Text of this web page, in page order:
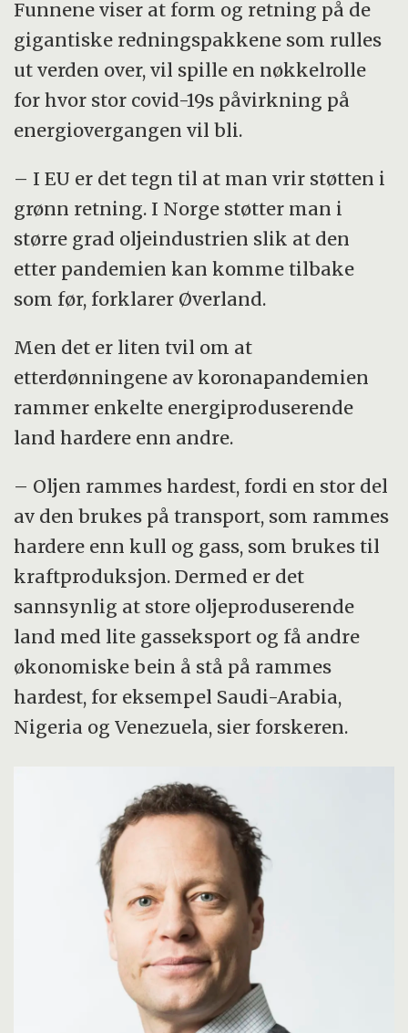
Funnene viser at form og retning på de
gigantiske redningspakkene som rulles
ut verden over, vil spille en nøkkelrolle
for hvor stor covid-19s påvirkning på
energiovergangen vil bli.
– I EU er det tegn til at man vrir støtten i
grønn retning. I Norge støtter man i
større grad oljeindustrien slik at den
etter pandemien kan komme tilbake
som før, forklarer Øverland.
Men det er liten tvil om at
etterdønningene av koronapandemien
rammer enkelte energiproduserende
land hardere enn andre.
– Oljen rammes hardest, fordi en stor del
av den brukes på transport, som rammes
hardere enn kull og gass, som brukes til
kraftproduksjon. Dermed er det
sannsynlig at store oljeproduserende
land med lite gasseksport og få andre
økonomiske bein å stå på rammes
hardest, for eksempel Saudi-Arabia,
Nigeria og Venezuela, sier forskeren.